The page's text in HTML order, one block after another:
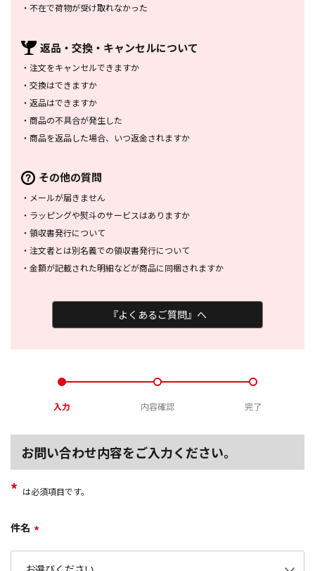
・ 不在で荷物が受け取れなかった
返品・交換・ キャンセルについて
・ 注文をキャンセルできますか
・ 交換はできますか
・ 返品はできますか
・ 商品の不具合が発生した
・ 商品を返品した場合、 いつ返金されますか
その他の質問
・ メールが届きません
・ ラッピングや熨斗のサービスはありますか
・ 領収書発行について
・ 注文者とは別名義での領収書発行について
・ 金額が記載された明細などが商品に同梱されますか
『よくあるご質問』へ
入力 内容確認 完了
お問い合わせ内容をご入力ください。
* は必須項目です。
件名 *